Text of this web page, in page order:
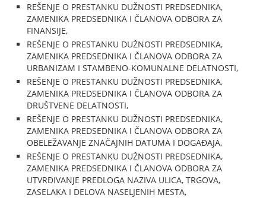
REŠENJE O PRESTANKU DUŽNOSTI PREDSEDNIKA,
ZAMENIKA PREDSEDNIKA I ČLANOVA ODBORA ZA
FINANSIJE,
REŠENJE O PRESTANKU DUŽNOSTI PREDSEDNIKA,
ZAMENIKA PREDSEDNIKA I ČLANOVA ODBORA ZA
URBANIZAM I STAMBENO-KOMUNALNE DELATNOSTI,
REŠENJE O PRESTANKU DUŽNOSTI PREDSEDNIKA,
ZAMENIKA PREDSEDNIKA I ČLANOVA ODBORA ZA
DRUŠTVENE DELATNOSTI,
REŠENJE O PRESTANKU DUŽNOSTI PREDSEDNIKA,
ZAMENIKA PREDSEDNIKA I ČLANOVA ODBORA ZA
OBELEŽAVANJE ZNAČAJNIH DATUMA I DOGAĐAJA,
REŠENJE O PRESTANKU DUŽNOSTI PREDSEDNIKA,
ZAMENIKA PREDSEDNIKA I ČLANOVA ODBORA ZA
UTVRĐIVANJE PREDLOGA NAZIVA ULICA, TRGOVA,
ZASELAKA I DELOVA NASELJENIH MESTA,